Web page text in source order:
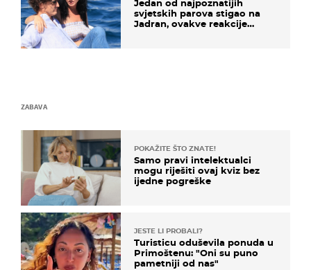
Jedan od najpoznatijih
svjetskih parova stigao na
Jadran, ovakve reakcije
ZABAVA
POKAŽITE ŠTO ZNATE!
Samo pravi intelektualci
mogu riješiti ovaj kviz bez
ijedne pogreške
JESTE LI PROBALI?
Turisticu oduševila ponuda u
Primoštenu: "Oni su puno
pametniji od nas"